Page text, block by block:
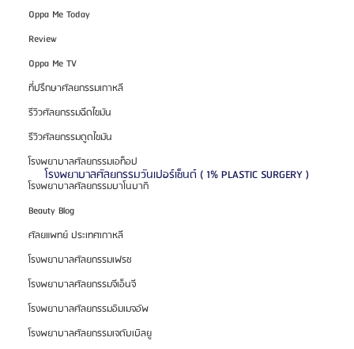
Oppa Me Today
Review
Oppa Me TV
ที่ปรึกษาศัลยกรรมเกาหลี
รีวิวศัลยกรรมฉีดไขมัน
รีวิวศัลยกรรมดูดไขมัน
โรงพยาบาลศัลยกรรมเอท็อป
โรงพยาบาลศัลยกรรมบาโนบากิ
Beauty Blog
ศัลยแพทย์ ประเทศเกาหลี
โรงพยาบาลศัลยกรรมเฟรช
โรงพยาบาลศัลยกรรมจีเอ็นจี
โรงพยาบาลศัลยกรรมอิมเมจอัพ
โรงพยาบาลศัลยกรรมเจดับเบิลยู
โรงพยาบาลศัลยกรรมวันเปอร์เซ็นต์ ( 1% PLASTIC SURGERY )